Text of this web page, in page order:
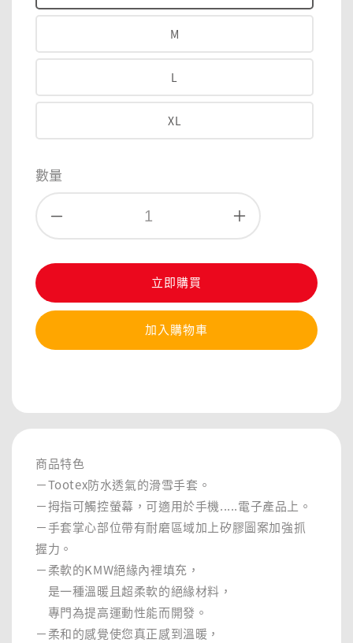
M
L
XL
數量
立即購買
加入購物車
商品特色
－Tootex防水透氣的滑雪手套。
－拇指可觸控螢幕，可適用於手機.....電子產品上。
－手套掌心部位帶有耐磨區域加上矽膠圖案加強抓
握力。
－柔軟的KMW絕緣內裡填充，
是一種溫暖且超柔軟的絕緣材料，
專門為提高運動性能而開發。
－柔和的感覺使您真正感到溫暖，